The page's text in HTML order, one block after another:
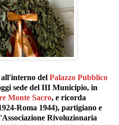
del Palazzo Pubblico
sede del III Municipio, in
Monte Sacro, e ricorda
Roma 1944), partigiano e
Rivoluzionaria